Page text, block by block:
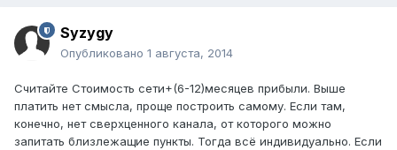
Syzygy
Опубликовано 1 августа, 2014
Считайте Стоимость сети+(6-12)месяцев прибыли. Выше
платить нет смысла, проще построить самому. Если там,
конечно, нет сверхценного канала, от которого можно
запитать близлежащие пункты. Тогда всё индивидуально. Если